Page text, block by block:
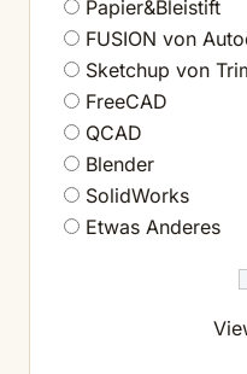
Papier&Bleistift
FUSION von
Sketchup von
FreeCAD
QCAD
Blender
SolidWorks
Etwas Anderes